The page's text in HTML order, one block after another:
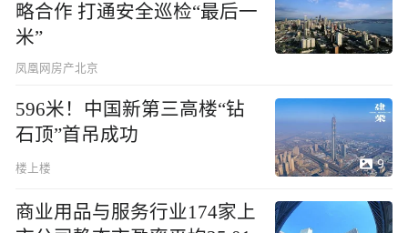
略合作 打通安全巡检“最后一
米”
凤凰网房产北京
596米！中国新第三高楼“钻
石顶”首吊成功
楼上楼 9
商业用品与服务行业174家上